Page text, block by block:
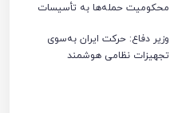
محکومیت حمله‌ها به تأسیسات
وزیر دفاع: حرکت ایران به‌سوی
تجهیزات نظامی هوشمند